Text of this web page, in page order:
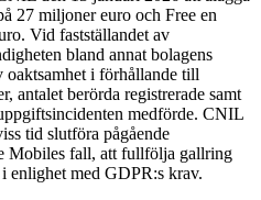
27 miljoner euro och Free en
Vid fastställandet av
bland annat bolagens
oaktsamhet i förhållande till
antalet berörda registrerade samt
medförde. CNIL
tid slutföra pågående
Mobiles fall, att fullfölja gallring
enlighet med GDPR:s krav.